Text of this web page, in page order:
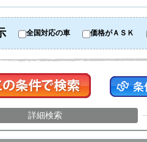
全国対応の車 価格がＡＳＫ
詳細検索